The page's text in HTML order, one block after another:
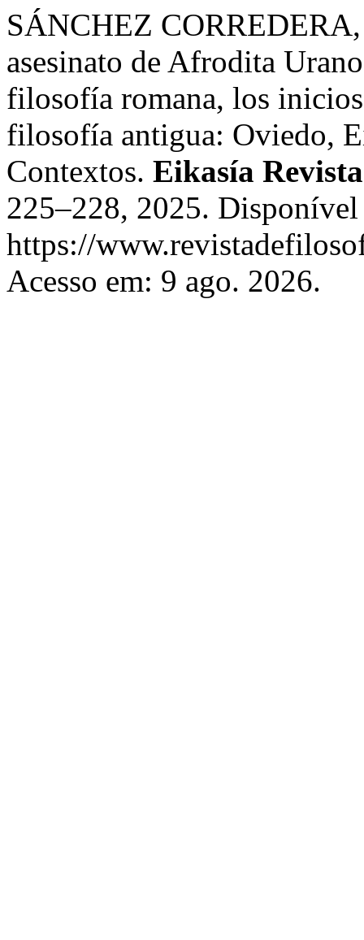
SÁNCHEZ
asesinato de Afrodita
filosofía romana, los
filosofía antigua: Oviedo,
Contextos. Eikasía
225–228, 2025. Disponível
https://
Acesso em: 9 ago. 2026.